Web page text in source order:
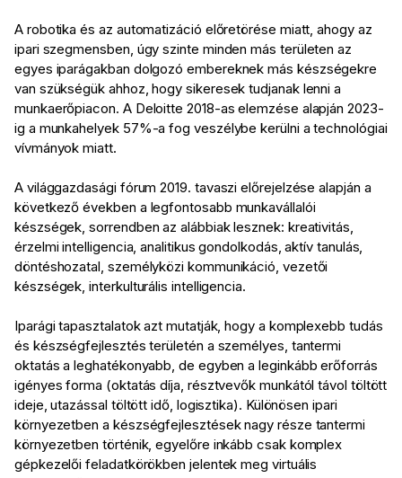
A robotika és az automatizáció előretörése miatt, ahogy az
ipari szegmensben, úgy szinte minden más területen az
egyes iparágakban dolgozó embereknek más készségekre
van szükségük ahhoz, hogy sikeresek tudjanak lenni a
munkaerőpiacon. A Deloitte 2018-as elemzése alapján 2023-
ig a munkahelyek 57%-a fog veszélybe kerülni a technológiai
vívmányok miatt.
A világgazdasági fórum 2019. tavaszi előrejelzése alapján a
következő években a legfontosabb munkavállalói
készségek, sorrendben az alábbiak lesznek: kreativitás,
érzelmi intelligencia, analitikus gondolkodás, aktív tanulás,
döntéshozatal, személyközi kommunikáció, vezetői
készségek, interkulturális intelligencia.
Iparági tapasztalatok azt mutatják, hogy a komplexebb tudás
és készségfejlesztés területén a személyes, tantermi
oktatás a leghatékonyabb, de egyben a leginkább erőforrás
igényes forma (oktatás díja, résztvevők munkától távol töltött
ideje, utazással töltött idő, logisztika). Különösen ipari
környezetben a készségfejlesztések nagy része tantermi
környezetben történik, egyelőre inkább csak komplex
gépkezelői feladatkörökben jelentek meg virtuális